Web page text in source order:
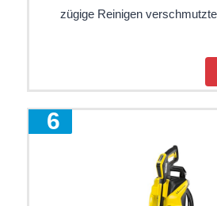
zügige Reinigen